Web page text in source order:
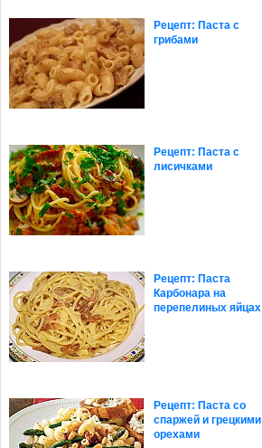
Рецепт: Паста с
грибами
Рецепт: Паста с
лисичками
Рецепт: Паста
Карбонара на
перепелиных яйцах
Рецепт: Паста со
спаржей и грецкими
орехами